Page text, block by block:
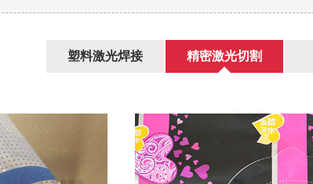
塑料激光焊接 精密激光切割